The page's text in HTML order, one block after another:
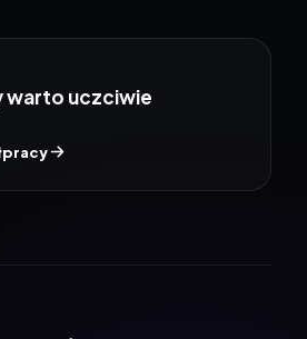
warto uczciwie